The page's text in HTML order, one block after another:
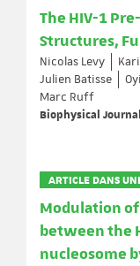
The HIV-1
Structures,
Nicolas Levy
Julien Batisse
Marc Ruff
Biophysical
ARTICLE DANS
Modulation
between the
nucleosome